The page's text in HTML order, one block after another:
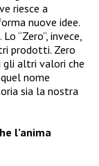
riesce a
nuove idee.
“Zero”, invece,
prodotti. Zero
altri valori che
nome
sia la nostra
l’anima